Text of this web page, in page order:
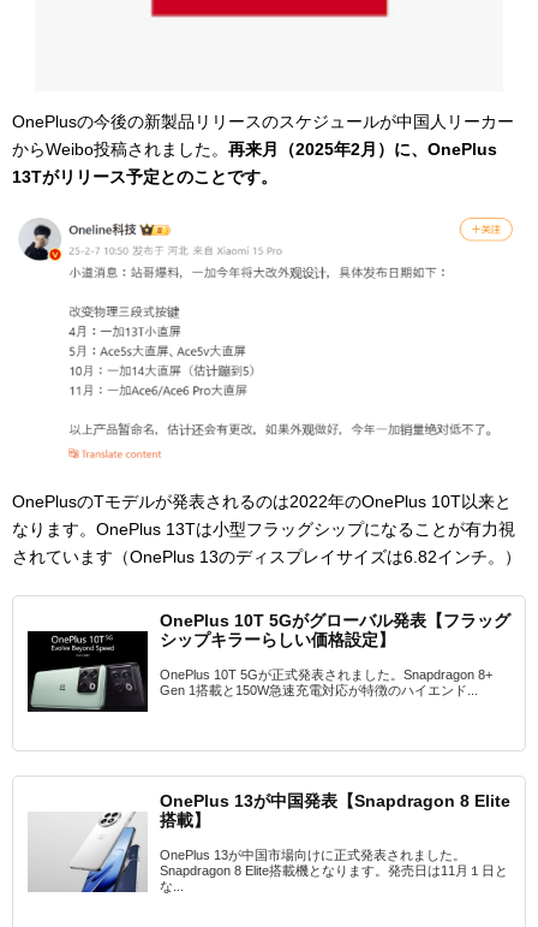
OnePlusの今後の新製品リリースのスケジュールが中国人リーカー
からWeibo投稿されました。 再来月（2025年2月）に、OnePlus
13Tがリリース予定とのことです。
OnePlusのTモデルが発表されるのは2022年のOnePlus 10T以来と
なります。OnePlus 13Tは小型フラッグシップになることが有力視
されています（OnePlus 13のディスプレイサイズは6.82インチ。）
OnePlus 10T 5Gがグローバル発表【フラッグ
シップキラーらしい価格設定】
OnePlus 10T 5Gが正式発表されました。Snapdragon 8+
Gen 1搭載と150W急速充電対応が特徴のハイエンド...
OnePlus 13が中国発表【Snapdragon 8 Elite
搭載】
OnePlus 13が中国市場向けに正式発表されました。
Snapdragon 8 Elite搭載機となります。発売日は11月１日と
な...